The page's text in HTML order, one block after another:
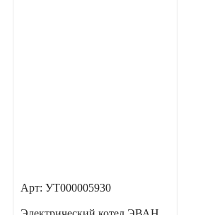
Арт: УТ000005930